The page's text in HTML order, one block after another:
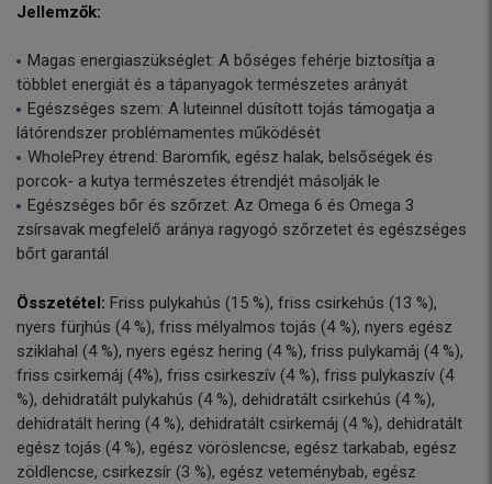
Jellemzők:
Magas energiaszükséglet: A bőséges fehérje biztosítja a
többlet energiát és a tápanyagok természetes arányát
Egészséges szem: A luteinnel dúsított tojás támogatja a
látórendszer problémamentes működését
WholePrey étrend: Baromfik, egész halak, belsőségek és
porcok- a kutya természetes étrendjét másolják le
Egészséges bőr és szőrzet: Az Omega 6 és Omega 3
zsírsavak megfelelő aránya ragyogó szőrzetet és egészséges
bőrt garantál
Összetétel: Friss pulykahús (15 %), friss csirkehús (13 %),
nyers fürjhús (4 %), friss mélyalmos tojás (4 %), nyers egész
sziklahal (4 %), nyers egész hering (4 %), friss pulykamáj (4 %),
friss csirkemáj (4%), friss csirkeszív (4 %), friss pulykaszív (4
%), dehidratált pulykahús (4 %), dehidratált csirkehús (4 %),
dehidratált hering (4 %), dehidratált csirkemáj (4 %), dehidratált
egész tojás (4 %), egész vöröslencse, egész tarkabab, egész
zöldlencse, csirkezsír (3 %), egész veteménybab, egész